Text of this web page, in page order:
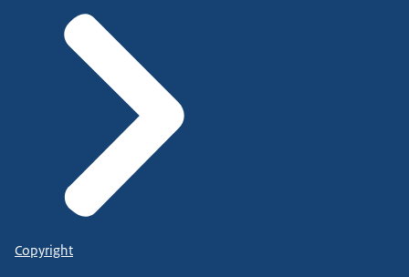
Copyright